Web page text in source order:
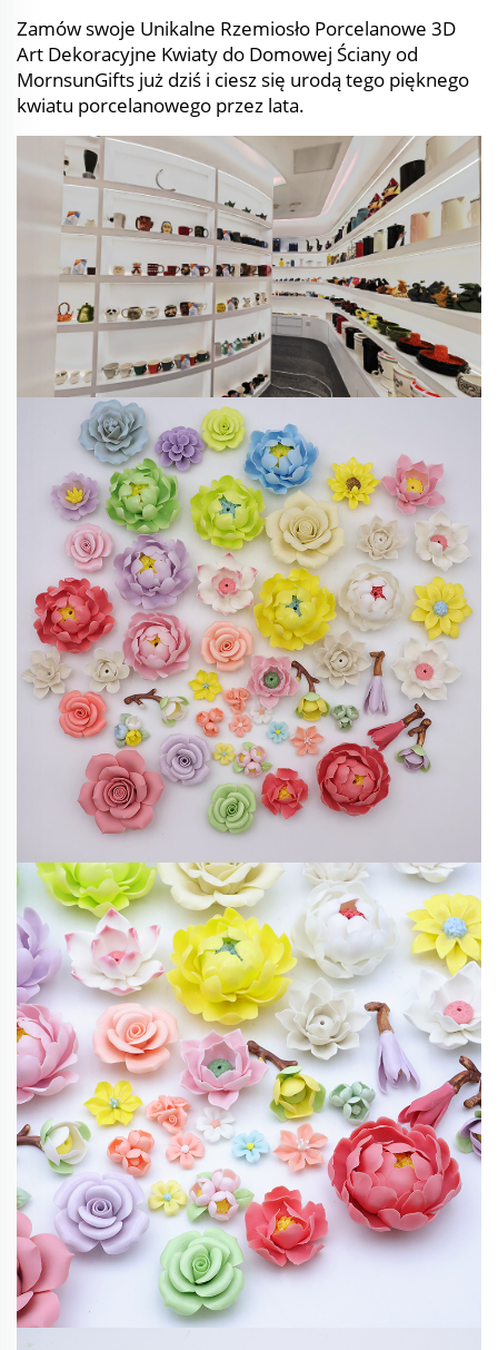
Zamów swoje Unikalne Rzemiosło Porcelanowe 3D
Art Dekoracyjne Kwiaty do Domowej Ściany od
MornsunGifts już dziś i ciesz się urodą tego pięknego
kwiatu porcelanowego przez lata.